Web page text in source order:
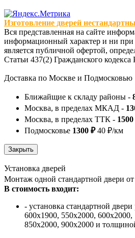
Изготовление дверей
Вся представленная на сайте
информационный характер и ни при
является публичной офертой,
Статьи 437(2) Гражданского кодекса
Доставка по Москве и Подмосковью
Ближайщие к складу районы -
Москва, в пределах МКАД -
Москва, в пределах ТТК -
Подмосковье 1300 ₽40 ₽/км
Установка дверей
Монтаж одной стандартной двери от
В стоимость входит:
- установка стандартной
600х1900, 550х2000,
850х2000, 900х2000 и